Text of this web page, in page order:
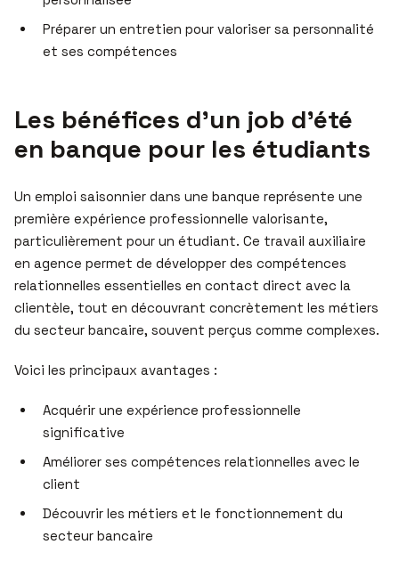
Préparer un entretien pour valoriser sa personnalité
et ses compétences
Les bénéfices d’un job d’été
en banque pour les étudiants
Un emploi saisonnier dans une banque représente une
première expérience professionnelle valorisante,
particulièrement pour un étudiant. Ce travail auxiliaire
en agence permet de développer des compétences
relationnelles essentielles en contact direct avec la
clientèle, tout en découvrant concrètement les métiers
du secteur bancaire, souvent perçus comme complexes.
Voici les principaux avantages :
Acquérir une expérience professionnelle
significative
Améliorer ses compétences relationnelles avec le
client
Découvrir les métiers et le fonctionnement du
secteur bancaire